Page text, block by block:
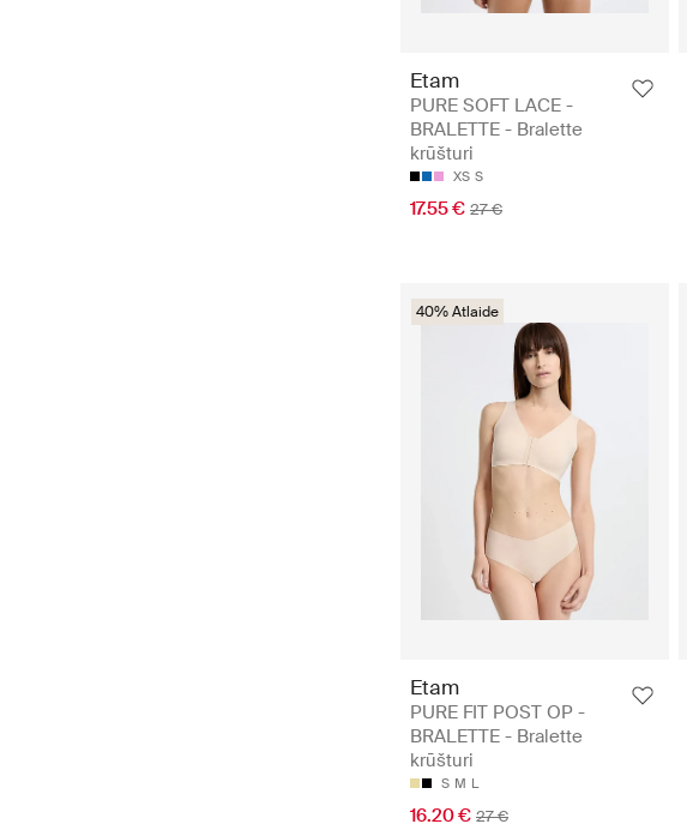
Etam
PURE SOFT LACE -
BRALETTE - Bralette
krūšturi
XS S
17.55 € 27 €
40% Atlaide
Etam
PURE FIT POST OP -
BRALETTE - Bralette
krūšturi
S M L
16.20 € 27 €